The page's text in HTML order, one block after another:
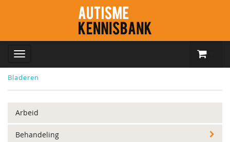
Bladeren
Arbeid
Behandeling